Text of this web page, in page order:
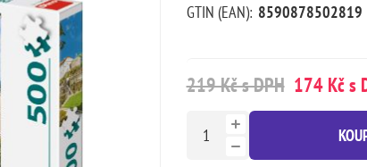
GTIN (EAN): 8590878502819
219 Kč s DPH 174 Kč s